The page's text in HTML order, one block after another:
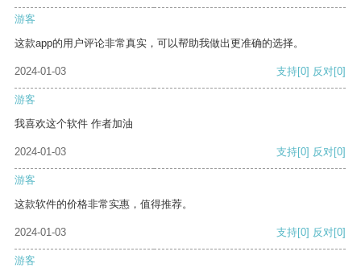
游客
这款app的用户评论非常真实，可以帮助我做出更准确的选择。
2024-01-03 支持[0] 反对[0]
游客
我喜欢这个软件 作者加油
2024-01-03 支持[0] 反对[0]
游客
这款软件的价格非常实惠，值得推荐。
2024-01-03 支持[0] 反对[0]
游客